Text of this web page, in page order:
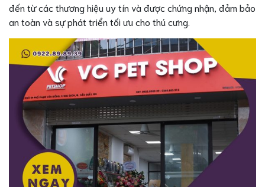
đến từ các thương hiệu uy tín và được chứng nhận, đảm bảo
an toàn và sự phát triển tối ưu cho thú cưng.